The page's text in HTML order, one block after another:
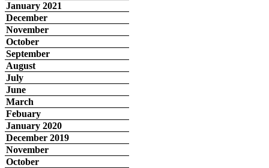
January 2021
December
November
October
September
August
July
June
March
Febuary
January 2020
December 2019
November
October